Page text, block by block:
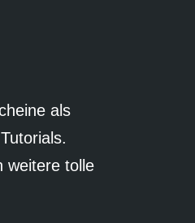
als
weitere tolle